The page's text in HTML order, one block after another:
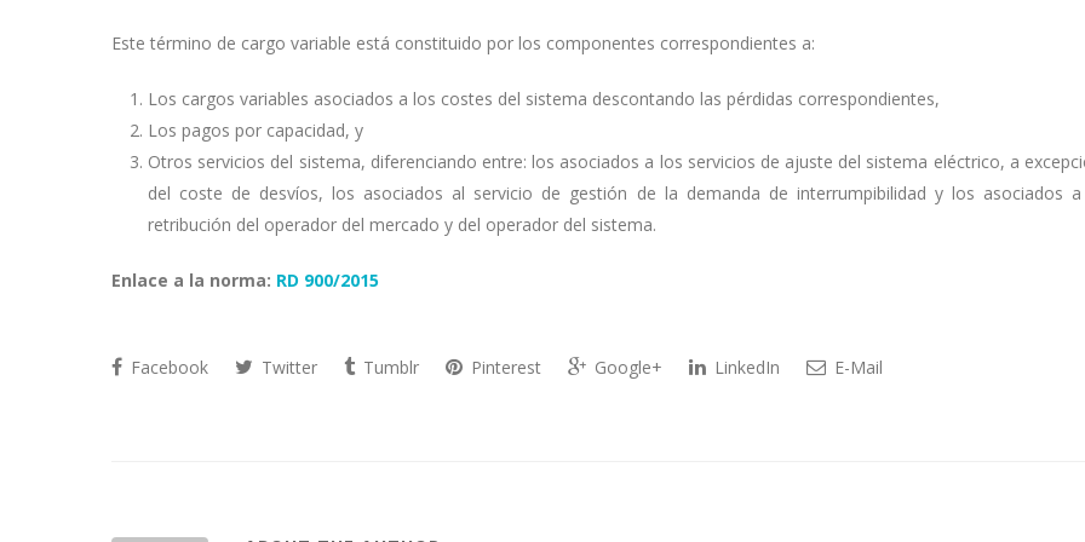
Este término de cargo variable está constituido por los componentes correspondientes a:
Los cargos variables asociados a los costes del sistema descontando las pérdidas correspondientes,
Los pagos por capacidad, y
Otros servicios del sistema, diferenciando entre: los asociados a los servicios de ajuste del sistema eléctrico, a
del coste de desvíos, los asociados al servicio de gestión de la demanda de interrumpibilidad y los asociados
retribución del operador del mercado y del operador del sistema.
Enlace a la norma: RD 900/2015
Facebook Twitter Tumblr Pinterest Google+ LinkedIn E-Mail